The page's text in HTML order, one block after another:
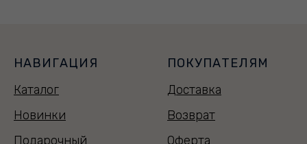
НАВИГАЦИЯ
Каталог
Новинки
Подарочный
ПОКУПАТЕЛЯМ
Доставка
Возврат
Оферта